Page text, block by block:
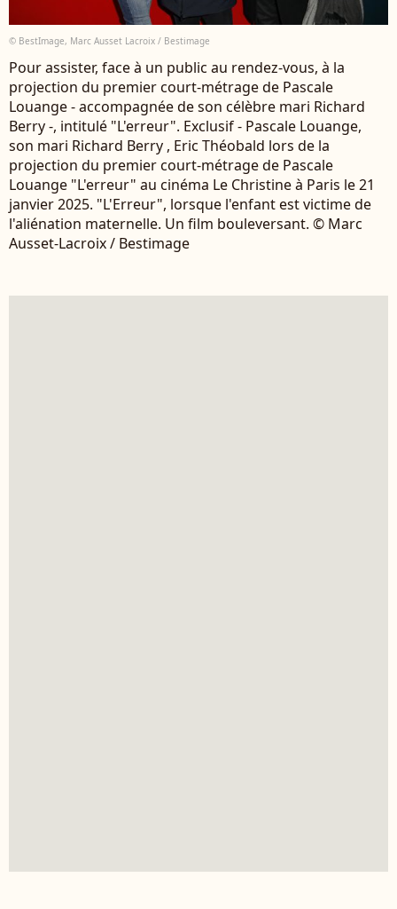
© BestImage, Marc Ausset Lacroix / Bestimage
Pour assister, face à un public au rendez-vous, à la
projection du premier court-métrage de Pascale
Louange - accompagnée de son célèbre mari Richard
Berry -, intitulé "L'erreur". Exclusif - Pascale Louange,
son mari Richard Berry , Eric Théobald lors de la
projection du premier court-métrage de Pascale
Louange "L'erreur" au cinéma Le Christine à Paris le 21
janvier 2025. "L'Erreur", lorsque l'enfant est victime de
l'aliénation maternelle. Un film bouleversant. © Marc
Ausset-Lacroix / Bestimage